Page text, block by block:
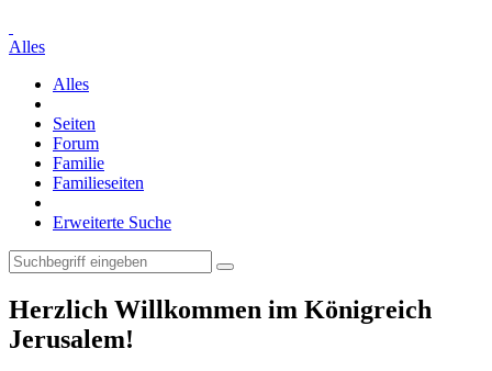
Alles
Alles
Seiten
Forum
Familie
Familieseiten
Erweiterte Suche
Herzlich Willkommen im Königreich
Jerusalem!